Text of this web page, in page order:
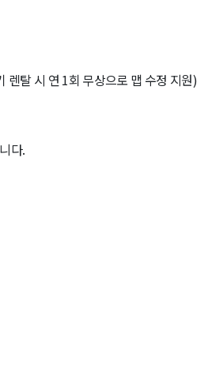
렌탈 시 연 1회 무상으로 맵 수정 지원)
다.